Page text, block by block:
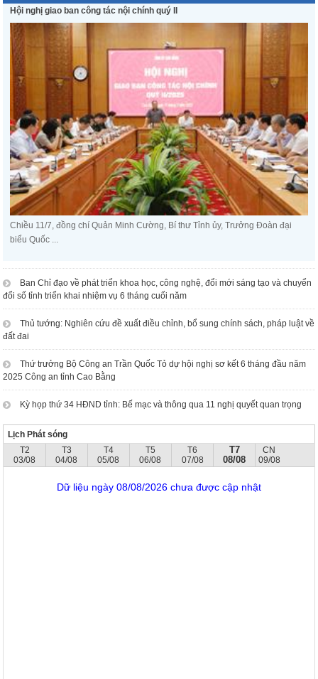
Hội nghị giao ban công tác nội chính quý II
Chiều 11/7, đồng chí Quản Minh Cường, Bí thư Tỉnh ủy, Trưởng Đoàn đại
biểu Quốc ...
Ban Chỉ đạo về phát triển khoa học, công nghệ, đổi mới sáng tạo và chuyển
đổi số tỉnh triển khai nhiệm vụ 6 tháng cuối năm
Thủ tướng: Nghiên cứu đề xuất điều chỉnh, bổ sung chính sách, pháp luật về
đất đai
Thứ trưởng Bộ Công an Trần Quốc Tỏ dự hội nghị sơ kết 6 tháng đầu năm
2025 Công an tỉnh Cao Bằng
Kỳ họp thứ 34 HĐND tỉnh: Bế mạc và thông qua 11 nghị quyết quan trọng
Lịch Phát sóng
T2
03/08
T3
04/08
T4
05/08
T5
06/08
T6
07/08
T7
08/08
CN
09/08
Dữ liệu ngày 08/08/2026 chưa được cập nhật